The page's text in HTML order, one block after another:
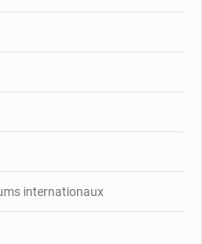
internationaux